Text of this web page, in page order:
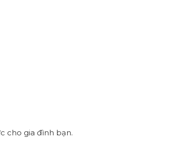
cho gia đình bạn.